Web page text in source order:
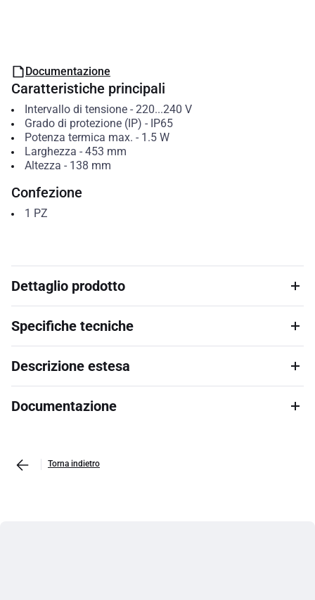
Documentazione
Caratteristiche principali
Intervallo di tensione- 220...240 V
Grado di protezione (IP) - IP65
Potenza termica max. - 1.5 W
Larghezza - 453 mm
Altezza - 138 mm
Confezione
1 PZ
Dettaglio prodotto
Specifiche tecniche
Descrizione estesa
Documentazione
Torna indietro